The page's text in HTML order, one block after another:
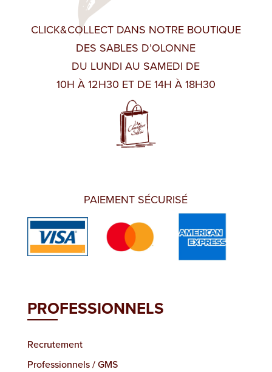
CLICK&COLLECT DANS NOTRE BOUTIQUE
DES SABLES D’OLONNE
DU LUNDI AU SAMEDI DE
10H À 12H30 ET DE 14H À 18H30
PAIEMENT SÉCURISÉ
PROFESSIONNELS
Recrutement
Professionnels / GMS